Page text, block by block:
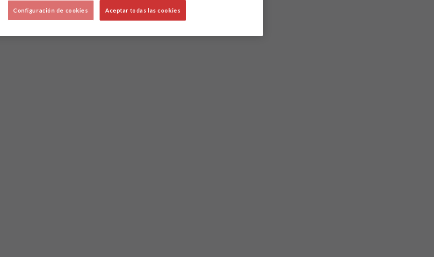
Aceptar todas las cookies
Configuración de cookies